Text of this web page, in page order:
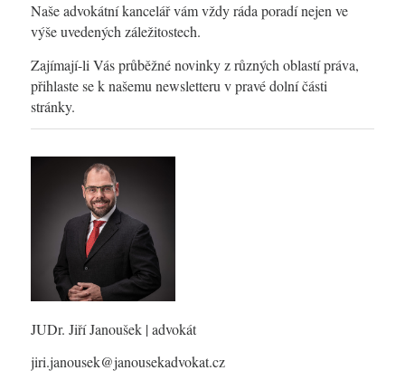
Naše advokátní kancelář vám vždy ráda poradí nejen ve
výše uvedených záležitostech.
Zajímají-li Vás průběžné novinky z různých oblastí práva,
přihlaste se k našemu newsletteru v pravé dolní části
stránky.
JUDr. Jiří Janoušek | advokát
jiri.janousek@janousekadvokat.cz